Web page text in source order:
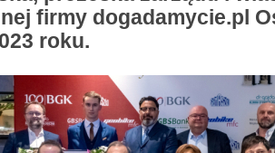
firmy dogadamycie.pl
roku.